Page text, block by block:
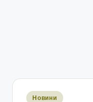
Опубліковано
Новини